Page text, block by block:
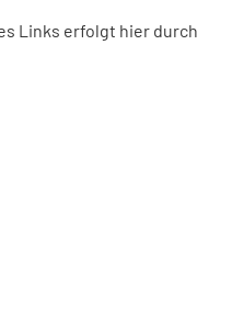
Links erfolgt hier durch